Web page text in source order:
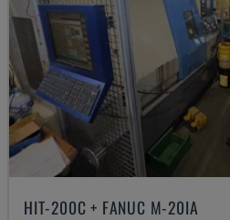
HIT-200C + FANUC M-20IA